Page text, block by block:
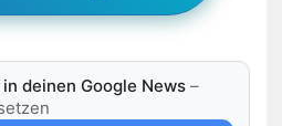
deinen Google News –